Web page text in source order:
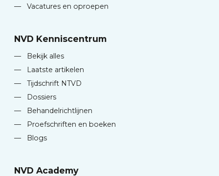
—
Vacatures en oproepen
NVD Kenniscentrum
—
Bekijk alles
—
Laatste artikelen
—
Tijdschrift NTVD
—
Dossiers
—
Behandelrichtlijnen
—
Proefschriften en boeken
—
Blogs
NVD Academy